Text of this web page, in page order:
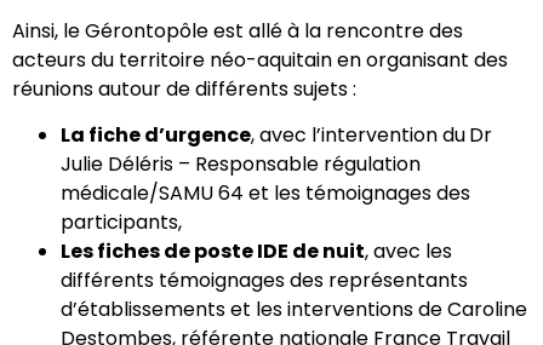
Ainsi, le Gérontopôle est allé à la rencontre des
acteurs du territoire néo-aquitain en organisant des
réunions autour de différents sujets :
La fiche d’urgence, avec l’intervention duDr
Julie Déléris – Responsable régulation
médicale/SAMU 64 et les témoignages des
participants,
Les fiches de poste IDE de nuit, avec les
différents témoignages des représentants
d’établissements et les interventions de Caroline
Destombes, référente nationale France Travail